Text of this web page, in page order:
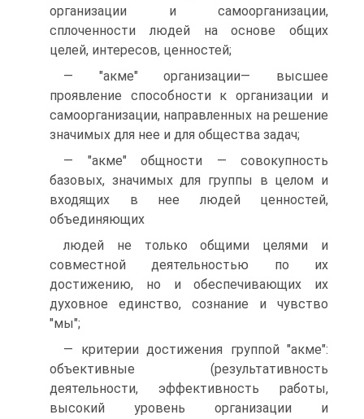
организации и самоорганизации,
сплоченности людей на основе общих
целей, интересов, ценностей;
— "акме" организации— высшее
проявление способности к организации и
самоорганизации, направленных на решение
значимых для нее и для общества задач;
— "акме" общности — совокупность
базовых, значимых для группы в целом и
входящих в нее людей ценностей,
объединяющих
людей не только общими целями и
совместной деятельностью по их
достижению, но и обеспечивающих их
духовное единство, сознание и чувство
"мы";
— критерии достижения группой "акме":
объективные (результативность
деятельности, эффективность работы,
высокий уровень организации и